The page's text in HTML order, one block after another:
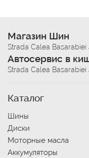
Магазин Шин
Strada Calea Basarabiei
Автосервис в
Strada Calea Basarabiei
Каталог
Шины
Диски
Моторные масла
Аккумуляторы